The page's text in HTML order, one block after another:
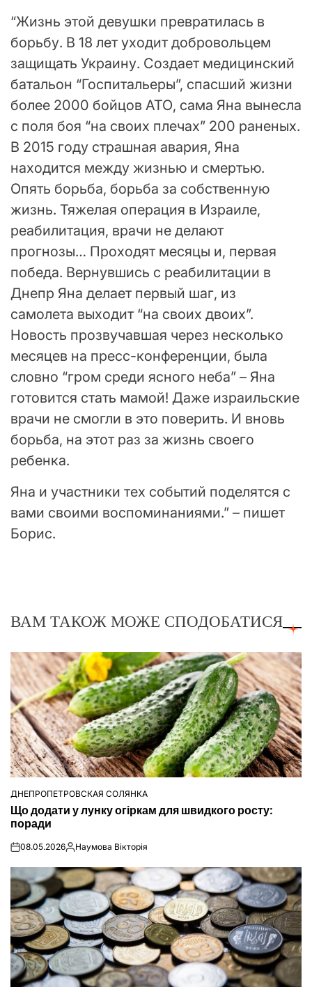
“Жизнь этой девушки превратилась в
борьбу. В 18 лет уходит добровольцем
защищать Украину. Создает медицинский
батальон “Госпитальеры”, спасший жизни
более 2000 бойцов АТО, сама Яна вынесла
с поля боя “на своих плечах” 200 раненых.
В 2015 году страшная авария, Яна
находится между жизнью и смертью.
Опять борьба, борьба за собственную
жизнь. Тяжелая операция в Израиле,
реабилитация, врачи не делают
прогнозы… Проходят месяцы и, первая
победа. Вернувшись с реабилитации в
Днепр Яна делает первый шаг, из
самолета выходит “на своих двоих”.
Новость прозвучавшая через несколько
месяцев на пресс-конференции, была
словно “гром среди ясного неба” – Яна
готовится стать мамой! Даже израильские
врачи не смогли в это поверить. И вновь
борьба, на этот раз за жизнь своего
ребенка.
Яна и участники тех событий поделятся с
вами своими воспоминаниями.” – пишет
Борис.
ВАМ ТАКОЖ МОЖЕ СПОДОБАТИСЯ
ОПУБЛІКУВАТИ
У
ДНЕПРОПЕТРОВСКАЯ СОЛЯНКА
Що додати у лунку огіркам для швидкого росту:
поради
on08.05.2026Опубліковано
Наумова Вікторія